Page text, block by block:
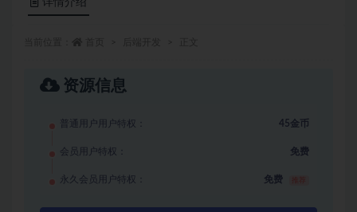
详情介绍
资源信息
普通用户用户特权： 45金币
会员用户特权： 免费
永久会员用户特权： 免费